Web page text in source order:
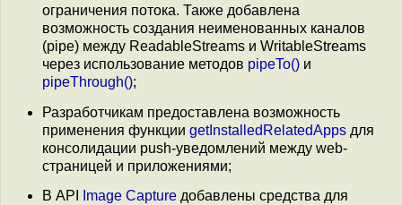
ограничения потока. Также добавлена
возможность создания неименованных каналов
(pipe) между ReadableStreams и WritableStreams
через использование методов pipeTo() и
pipeThrough();
Разработчикам предоставлена возможность
применения функции getInstalledRelatedApps для
консолидации push-уведомлений между web-
страницей и приложениями;
В API
Image Capture добавлены средства для